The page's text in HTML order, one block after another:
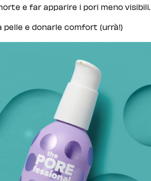
e far apparire i pori meno visibili.
e donarle comfort (urrà!)